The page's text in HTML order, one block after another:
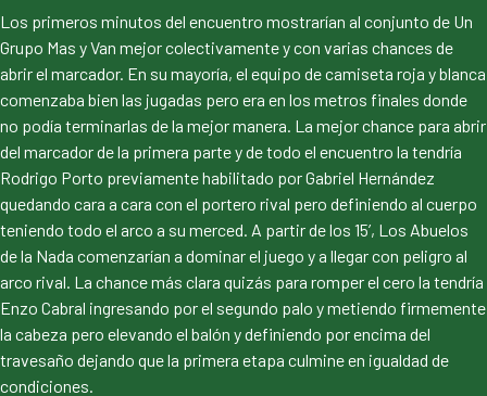
Los primeros minutos del encuentro mostrarían al conjunto de Un
Grupo Mas y Van mejor colectivamente y con varias chances de
abrir el marcador. En su mayoría, el equipo de camiseta roja y blanca
comenzaba bien las jugadas pero era en los metros finales donde
no podía terminarlas de la mejor manera. La mejor chance para abrir
del marcador de la primera parte y de todo el encuentro la tendría
Rodrigo Porto previamente habilitado por Gabriel Hernández
quedando cara a cara con el portero rival pero definiendo al cuerpo
teniendo todo el arco a su merced. A partir de los 15’, Los Abuelos
de la Nada comenzarían a dominar el juego y a llegar con peligro al
arco rival. La chance más clara quizás para romper el cero la tendría
Enzo Cabral ingresando por el segundo palo y metiendo firmemente
la cabeza pero elevando el balón y definiendo por encima del
travesaño dejando que la primera etapa culmine en igualdad de
condiciones.